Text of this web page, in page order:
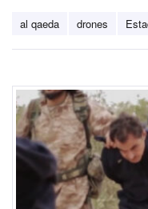
al qaeda drones